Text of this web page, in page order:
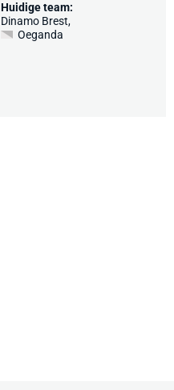
Huidige team:
Dinamo Brest,
Oeganda